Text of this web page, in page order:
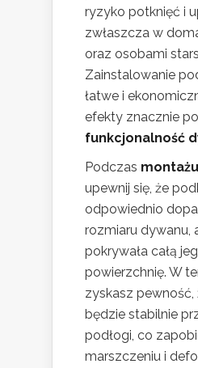
ryzyko potknięć i
zwłaszcza w
oraz osobami
Zainstalowanie
łatwe i
efekty znacznie
funkcjonalność
Podczas montażu
upewnij się, że
odpowiednio
rozmiaru dywanu,
pokrywała całą
powierzchnię. W
zyskasz pewność,
będzie stabilnie
podłogi, co
marszczeniu i